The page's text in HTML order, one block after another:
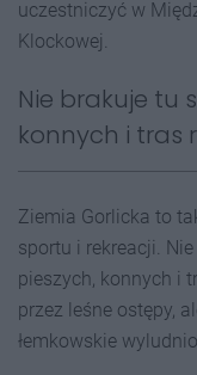
uczestniczyć w
Klockowej.
Nie brakuje tu
konnych i tras
Ziemia Gorlicka to
sportu i rekreacji.
pieszych, konnych i
przez leśne ostępy,
łemkowskie